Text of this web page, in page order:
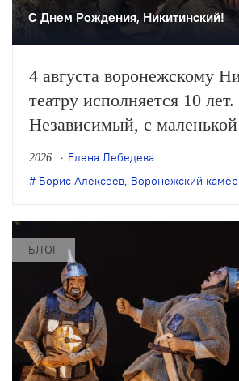
С Днем Рождения, Никитинский!
4 августа воронежскому
театру исполняется 10 лет.
Независимый, с
он все очевиднее становится
художественным явлением в
деятельность – феноменом
постоянного обновления
искусства. Елена
главные события в
театра.
2026
Елена Лебедева
Борис Алексеев, Воронежский
БЛОГ